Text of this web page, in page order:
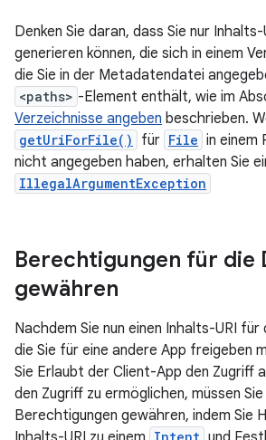
Denken Sie daran, dass Sie nur
generieren können, die sich in einem
die Sie in der Metadatendatei
<paths> -Element enthält, wie im
Verzeichnisse angeben beschrieben.
getUriForFile() für File in einem
nicht angegeben haben, erhalten Sie
IllegalArgumentException
Berechtigungen für die
gewähren
Nachdem Sie nun einen Inhalts-URI
die Sie für eine andere App freigeben
Sie Erlaubt der Client-App den Zugriff
den Zugriff zu ermöglichen, müssen
Berechtigungen gewähren, indem Sie